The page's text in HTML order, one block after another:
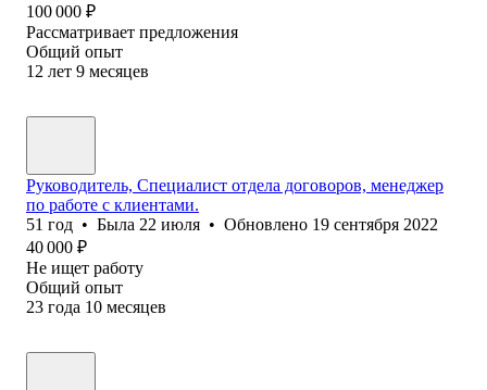
100 000 ₽
Рассматривает предложения
Общий опыт
12 лет 9 месяцев
Руководитель, Специалист отдела договоров, менеджер
по работе с клиентами.
51 год • Была 22 июля • Обновлено 19 сентября 2022
40 000 ₽
Не ищет работу
Общий опыт
23 года 10 месяцев